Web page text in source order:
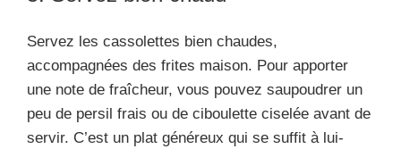
Servez les cassolettes bien chaudes,
accompagnées des frites maison. Pour apporter
une note de fraîcheur, vous pouvez saupoudrer un
peu de persil frais ou de ciboulette ciselée avant de
servir. C’est un plat généreux qui se suffit à lui-